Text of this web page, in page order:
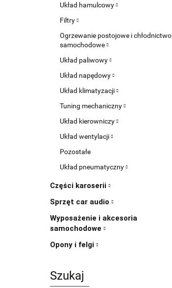
Układ hamulcowy
Filtry
Ogrzewanie postojowe i chłodnictwo
samochodowe
Układ paliwowy
Układ napędowy
Układ klimatyzacji
Tuning mechaniczny
Układ kierowniczy
Układ wentylacji
Pozostałe
Układ pneumatyczny
Części karoserii
Sprzęt car audio
Wyposażenie i akcesoria
samochodowe
Opony i felgi
Szukaj